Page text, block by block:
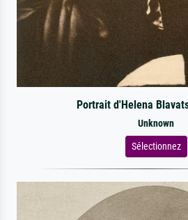
Portrait d'Helena
Unknown
Sélectionnez